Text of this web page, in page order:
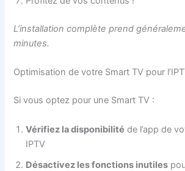
L’installation complète prend
minutes.
Optimisation de votre Smart TV pour
Si vous optez pour une Smart TV :
Vérifiez la disponibilité de l’app de
IPTV
Désactivez les fonctions inutiles